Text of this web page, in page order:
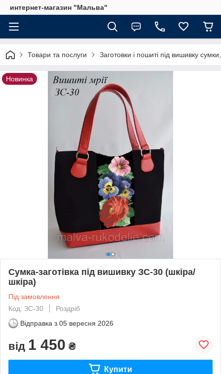
интернет-магазин "Мальва"
Товари та послуги Заготовки і пошиті під вишивку
Новинка
Сумка-заготівка під вишивку ЗС-30 (шкіра/
шкіра)
Під замовлення
Код: ЗС-30
Роздріб
Відправка з 05 вересня 2026
від 1 450 ₴
Купити